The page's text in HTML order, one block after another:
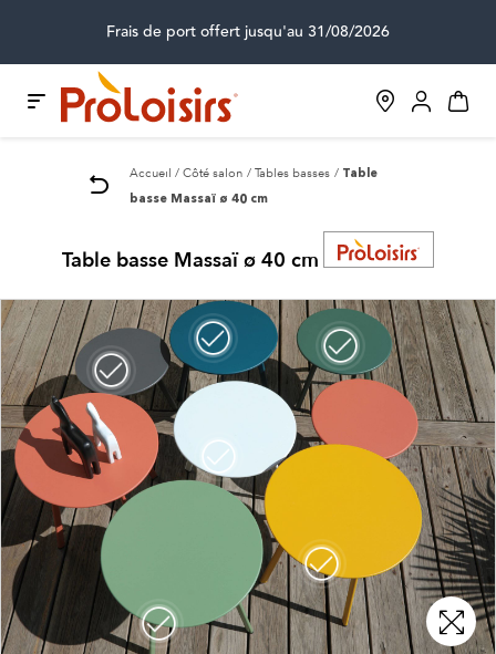
Frais de port offert jusqu'au 31/08/2026
Accueil Côté salon Tables basses Table
basse Massaï ø 40 cm
Table basse Massaï ø 40 cm